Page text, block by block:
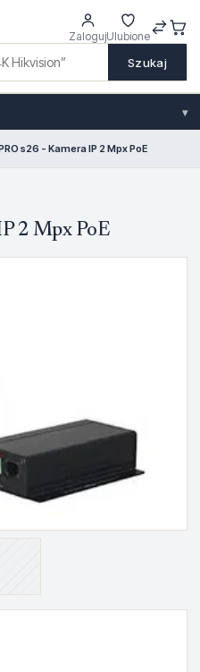
Szukaj
ZalogujUlubione
▾
s26 - Kamera IP 2 Mpx PoE
2 Mpx PoE